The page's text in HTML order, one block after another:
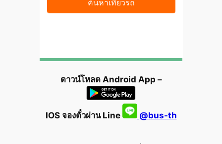
ดาวน์โหลด Android App –
IOS จองตั๋วผ่าน Line @bus-th